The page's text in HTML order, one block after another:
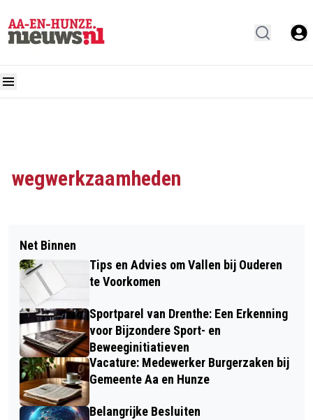
wegwerkzaamheden
Net Binnen
Tips en Advies om Vallen bij Ouderen
te Voorkomen
Sportparel van Drenthe: Een Erkenning
voor Bijzondere Sport- en
Beweeginitiatieven
Vacature: Medewerker Burgerzaken bij
Gemeente Aa en Hunze
Belangrijke Besluiten